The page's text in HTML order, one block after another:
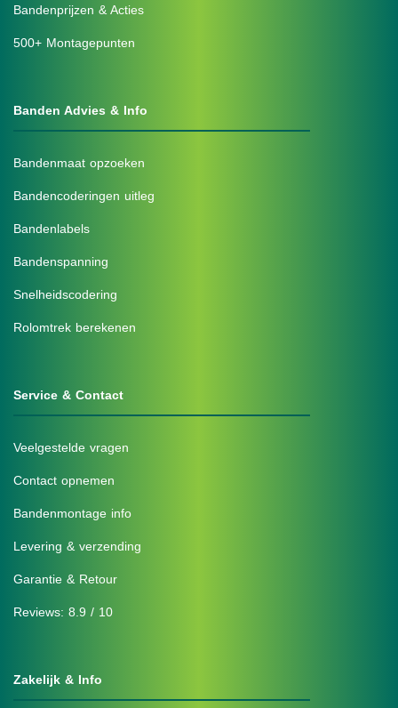
Bandenprijzen & Acties
500+ Montagepunten
Banden Advies & Info
Bandenmaat opzoeken
Bandencoderingen uitleg
Bandenlabels
Bandenspanning
Snelheidscodering
Rolomtrek berekenen
Service & Contact
Veelgestelde vragen
Contact opnemen
Bandenmontage info
Levering & verzending
Garantie & Retour
Reviews: 8.9 / 10
Zakelijk & Info